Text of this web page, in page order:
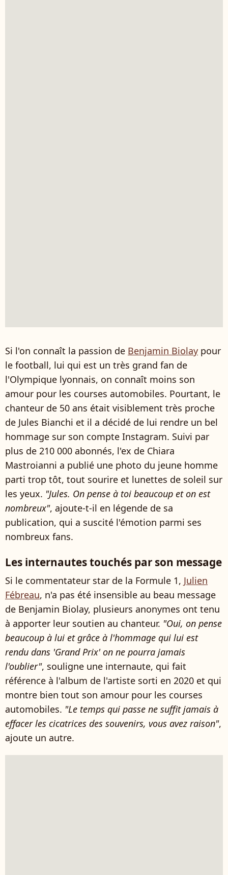
Si l'on connaît la passion de Benjamin Biolay pour
le football, lui qui est un très grand fan de
l'Olympique lyonnais, on connaît moins son
amour pour les courses automobiles. Pourtant, le
chanteur de 50 ans était visiblement très proche
de Jules Bianchi et il a décidé de lui rendre un bel
hommage sur son compte Instagram. Suivi par
plus de 210 000 abonnés, l'ex de Chiara
Mastroianni a publié une photo du jeune homme
parti trop tôt, tout sourire et lunettes de soleil sur
les yeux. "Jules. On pense à toi beaucoup et on est
nombreux", ajoute-t-il en légende de sa
publication, qui a suscité l'émotion parmi ses
nombreux fans.
Les internautes touchés par son message
Si le commentateur star de la Formule 1, Julien
Fébreau, n'a pas été insensible au beau message
de Benjamin Biolay, plusieurs anonymes ont tenu
à apporter leur soutien au chanteur. "Oui, on pense
beaucoup à lui et grâce à l'hommage qui lui est
rendu dans 'Grand Prix' on ne pourra jamais
l'oublier", souligne une internaute, qui fait
référence à l'album de l'artiste sorti en 2020 et qui
montre bien tout son amour pour les courses
automobiles. "Le temps qui passe ne suffit jamais à
effacer les cicatrices des souvenirs, vous avez raison",
ajoute un autre.